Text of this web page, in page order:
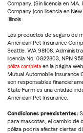
Company. (Sin licencia en
Company (con licencia en
Illinois.
Los productos de seguro de
American Pet Insurance
Seattle, WA 98108.
licencia No. 0G22803, NPN
póliza completa en la página
Mutual Automobile Insurance
son responsables
State Farm es una entidad
American Pet Insurance.
Condiciones preexistentes:
para mascotas, el cambio de
póliza podría afectar ciertas